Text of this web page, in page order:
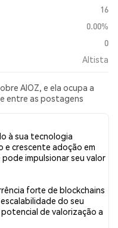
16
0.00%
0
Altista
AIOZ, e ela ocupa a
entre as postagens
Por fim, foram
AIOZ. No Twitter, 43.75%
otimista em
sentimento pessimista
neutros em relação a
em 16 tweets.
à sua tecnologia
e crescente adoção em
impulsionar seu valor
forte de blockchains
do seu
de valorização a